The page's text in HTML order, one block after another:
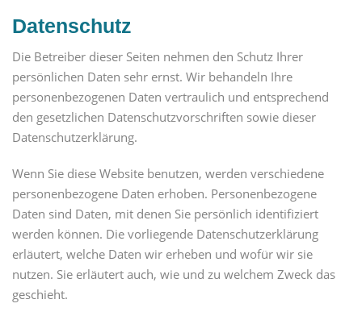
Datenschutz
Die Betreiber dieser Seiten nehmen den Schutz Ihrer
persönlichen Daten sehr ernst. Wir behandeln Ihre
personenbezogenen Daten vertraulich und entsprechend
den gesetzlichen Datenschutzvorschriften sowie dieser
Datenschutzerklärung.
Wenn Sie diese Website benutzen, werden verschiedene
personenbezogene Daten erhoben. Personenbezogene
Daten sind Daten, mit denen Sie persönlich identifiziert
werden können. Die vorliegende Datenschutzerklärung
erläutert, welche Daten wir erheben und wofür wir sie
nutzen. Sie erläutert auch, wie und zu welchem Zweck das
geschieht.